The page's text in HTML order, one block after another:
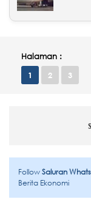
Halaman :
1 2 3
FollowSaluran
Berita Ekonomi